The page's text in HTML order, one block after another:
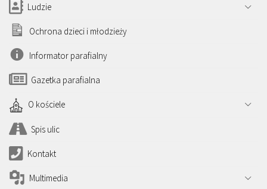
Ludzie
Ochrona dzieci i młodzieży
Informator parafialny
Gazetka parafialna
O kościele
Spis ulic
Kontakt
Multimedia